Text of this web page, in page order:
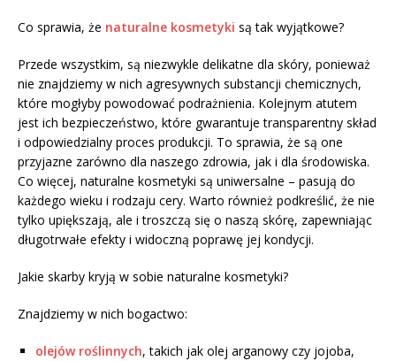
Co sprawia, że naturalne kosmetyki są tak wyjątkowe?
Przede wszystkim, są niezwykle delikatne dla skóry, ponieważ
nie znajdziemy w nich agresywnych substancji chemicznych,
które mogłyby powodować podrażnienia. Kolejnym atutem
jest ich bezpieczeństwo, które gwarantuje transparentny skład
i odpowiedzialny proces produkcji. To sprawia, że są one
przyjazne zarówno dla naszego zdrowia, jak i dla środowiska.
Co więcej, naturalne kosmetyki są uniwersalne – pasują do
każdego wieku i rodzaju cery. Warto również podkreślić, że nie
tylko upiększają, ale i troszczą się o naszą skórę, zapewniając
długotrwałe efekty i widoczną poprawę jej kondycji.
Jakie skarby kryją w sobie naturalne kosmetyki?
Znajdziemy w nich bogactwo:
olejów roślinnych, takich jak olej arganowy czy jojoba,